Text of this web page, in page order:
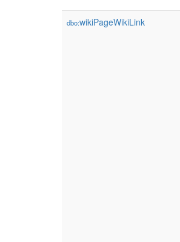
dbo:wikiPageWikiLink